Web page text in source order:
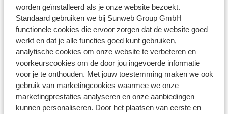
worden geïnstalleerd als je onze website bezoekt.
Standaard gebruiken we bij Sunweb Group GmbH
functionele cookies die ervoor zorgen dat de website goed
werkt en dat je alle functies goed kunt gebruiken,
analytische cookies om onze website te verbeteren en
voorkeurscookies om de door jou ingevoerde informatie
voor je te onthouden. Met jouw toestemming maken we ook
gebruik van marketingcookies waarmee we onze
marketingprestaties analyseren en onze aanbiedingen
kunnen personaliseren. Door het plaatsen van eerste en
het belangrijk om na te vragen of er andere regels van
toepassing zijn. Dit vraag je na bij de ambassade van
het land waar je heen wilt en de landen waar je doorheen
reist. Het reizen met de juiste documenten is jouw eigen
verantwoordelijkheid. Sunweb kan hiervoor niet
aansprakelijk worden gesteld.
Reisleiding
In Kroatië is er geen reisleiding aanwezig. Je wordt